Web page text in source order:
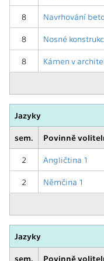
8 Navrhování
8 Nosné
8 Kámen v
Jazyky
sem. Povinně
2 Angličtina 1
2 Němčina 1
Jazyky
sem. Povinně